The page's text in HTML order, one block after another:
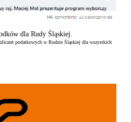
dla Rudy Śląskiej.
podatkowych w Rudzie Śląskiej dla wszystkich